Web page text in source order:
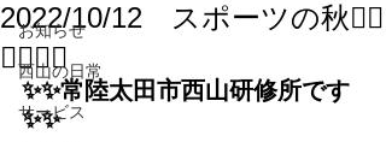
お知らせ
西山の日常
サービス
2022/10/12 スポーツの秋🏌️‍♀️
🏃‍♀️🚴‍♀️
✨✨常陸太田市西山研修所です
✨✨